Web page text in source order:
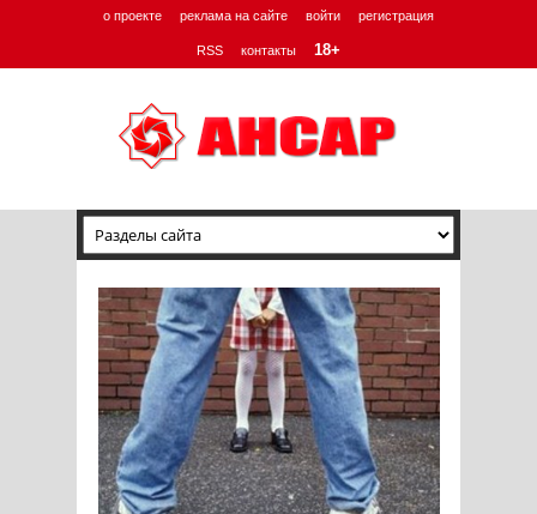
о проекте реклама на сайте войти регистрация
RSS контакты 18+